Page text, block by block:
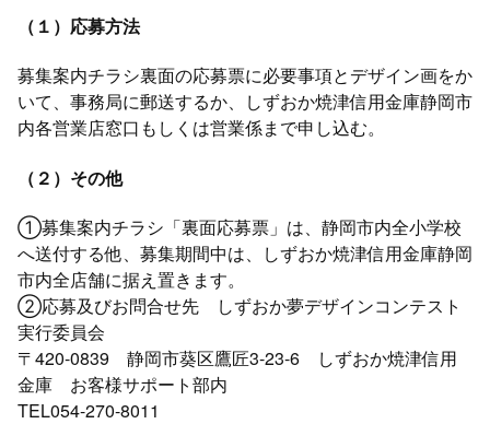
（１）応募方法
募集案内チラシ裏面の応募票に必要事項とデザイン画をか
いて、事務局に郵送するか、しずおか焼津信用金庫静岡市
内各営業店窓口もしくは営業係まで申し込む。
（２）その他
①募集案内チラシ「裏面応募票」は、静岡市内全小学校
へ送付する他、募集期間中は、しずおか焼津信用金庫静岡
市内全店舗に据え置きます。
②応募及びお問合せ先 しずおか夢デザインコンテスト
実行委員会
〒420-0839 静岡市葵区鷹匠3-23-6 しずおか焼津信用
金庫 お客様サポート部内
TEL054-270-8011